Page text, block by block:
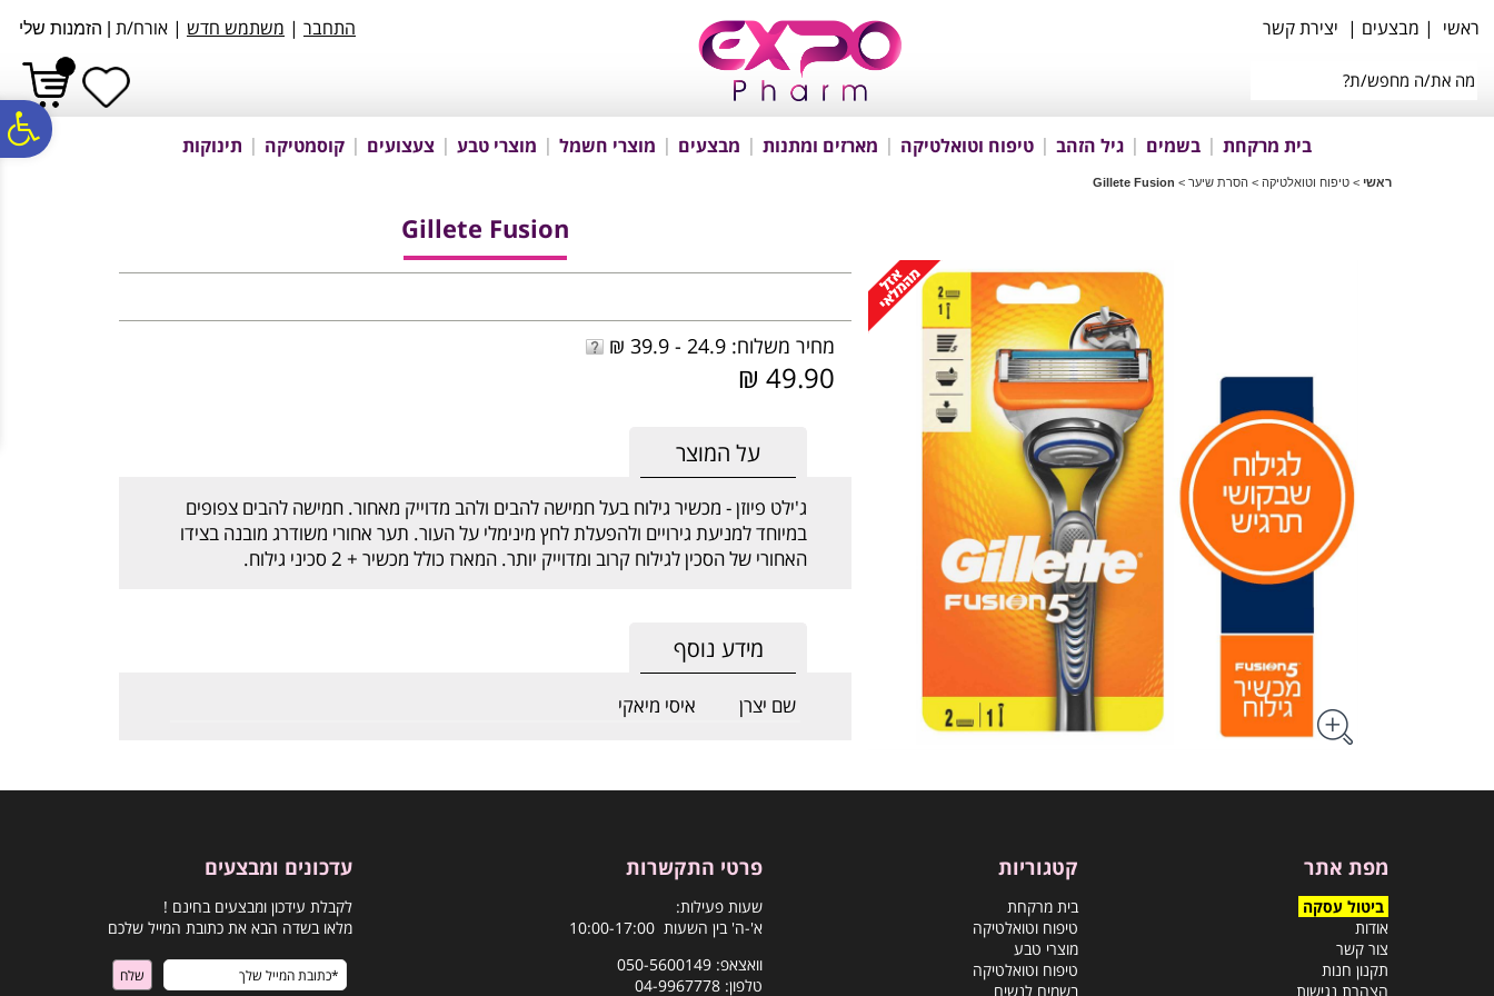
נגישות
אתר
המרכזי
ראשי | מבצעים | יצירת קשר התחבר | משתמש חדש | אורח/ת הזמנות שלי
בית מרקחת בשמים גיל הזהב טיפוח וטואלטיקה מארזים ומתנות מבצעים מוצרי חשמל מוצרי טבע צעצועים קוסמטיקה תינוקות
ראשי > טיפוח וטואלטיקה > הסרת שיער >
Gillete Fusion
Gillete Fusion
מחיר משלוח: 24.9 - 39.9 ₪
49.90 ₪
על המוצר
ג'ילט פיוזן - מכשיר גילוח בעל חמישה להבים ולהב מדוייק מאחור. חמישה להבים צפופים
במיוחד למניעת גירויים ולהפעלת לחץ מינימלי על העור. תער אחורי משודרג מובנה בצידו
האחורי של הסכין לגילוח קרוב ומדוייק יותר. המארז כולל מכשיר + 2 סכיני גילוח.
מידע נוסף
שם יצרן איסי מיאקי
מפת אתר
ביטול עסקה
אודות
צור קשר
תקנון חנות
הצהרת נגישות
קטגוריות
בית מרקחת
טיפוח וטואלטיקה
מוצרי טבע
טיפוח וטואלטיקה
בשמים לנשים
פרטי התקשרות
שעות פעילות:
א'-ה' בין השעות 10:00-17:00
וואצאפ: 050-5600149
טלפון: 04-9967778
עדכונים ומבצעים
לקבלת עידכון ומבצעים בחינם !
מלאו בשדה הבא את כתובת המייל שלכם